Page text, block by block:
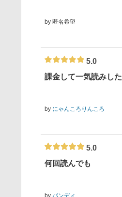
by 匿名希望
5.0
課金して一気読みした
by にゃんころりんころ
5.0
何回読んでも